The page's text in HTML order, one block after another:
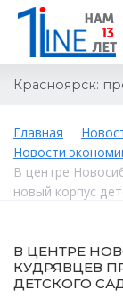
Красноярск:
Главная
Новости
В центре
новый корпус
В ЦЕНТРЕ
КУДРЯВЦЕВ
ДЕТСКОГО